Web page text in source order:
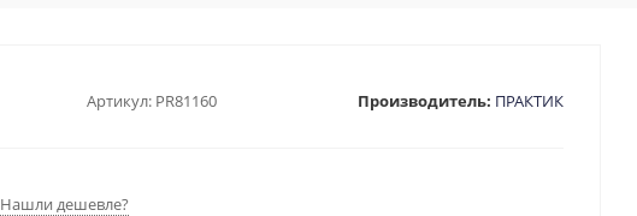
Артикул: PR81160 Производитель: ПРАКТИК
Нашли дешевле?